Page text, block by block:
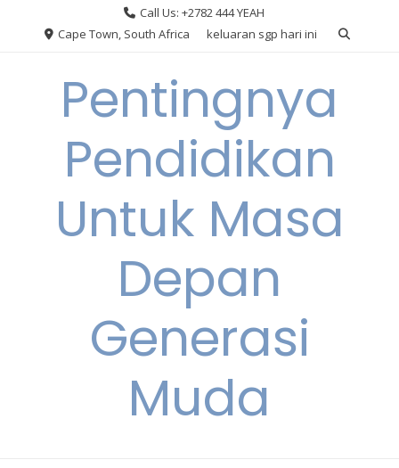
Call Us: +2782 444 YEAH
Cape Town, South Africa
keluaran sgp hari ini
Pentingnya
Pendidikan
Untuk Masa
Depan
Generasi
Muda